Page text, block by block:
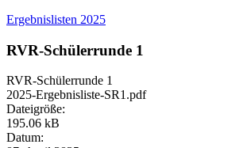
Ergebnislisten 2025
RVR-Schülerrunde 1
RVR-Schülerrunde 1
2025-Ergebnisliste-SR1.pdf
Dateigröße:
195.06 kB
Datum: